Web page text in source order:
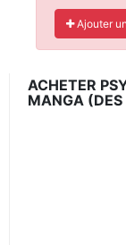
Ajouter
ACHETER
MANGA